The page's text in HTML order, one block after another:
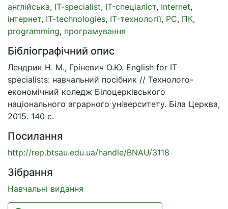
англійська, IT-specialist, IT-спеціаліст, Internet,
інтернет, IT-technologies, IT-технології, PC, ПК,
programming, програмування
Бібліографічний опис
Лендрик Н. М., Гріневич О.Ю. English for IT
specialists: навчальний посібник // Технолого-
економічний коледж Білоцерківського
національного аграрного університету. Біла Церква,
2015. 140 с.
Посилання
http://rep.btsau.edu.ua/handle/BNAU/3118
Зібрання
Навчальні видання